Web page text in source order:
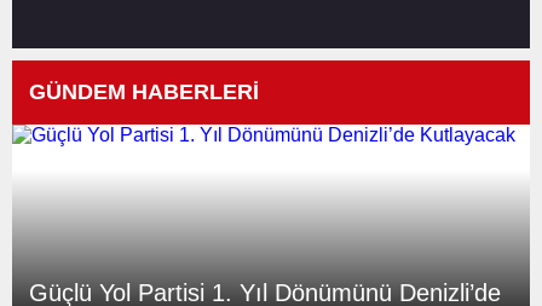
GÜNDEM HABERLERİ
Güçlü Yol Partisi 1. Yıl Dönümünü Denizli’de